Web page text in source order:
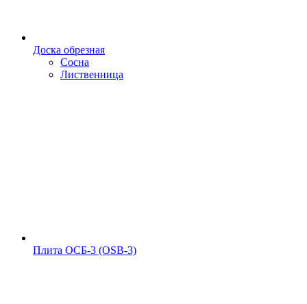
Доска обрезная
Сосна
Лиственница
Плита ОСБ-3 (OSB-3)